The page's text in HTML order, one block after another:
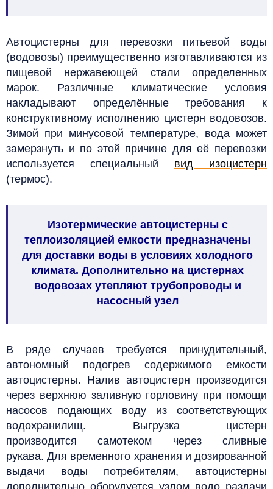
Автоцистерны для перевозки питьевой воды
(водовозы) преимущественно изготавливаются из
пищевой нержавеющей стали определенных
марок. Различные климатические условия
накладывают определённые требования к
конструктивному исполнению цистерн водовозов.
Зимой при минусовой температуре, вода может
замерзнуть и по этой причине для её перевозки
используется специальный вид изоцистерн
(термос).
Изотермические автоцистерны с
теплоизоляцией емкости предназначены
для доставки воды в условиях холодного
климата. Дополнительно на цистернах
водовозах утепляют трубопроводы и
насосный узел
В ряде случаев требуется принудительный,
автономный подогрев содержимого емкости
автоцистерны. Налив автоцистерн производится
через верхнюю заливную горловину при помощи
насосов подающих воду из соответствующих
водохранилищ. Выгрузка цистерн
производится самотеком через сливные
рукава. Для временного хранения и дозированной
выдачи воды потребителям, автоцистерны
дополнительно оборудуется узлом водо раздачи